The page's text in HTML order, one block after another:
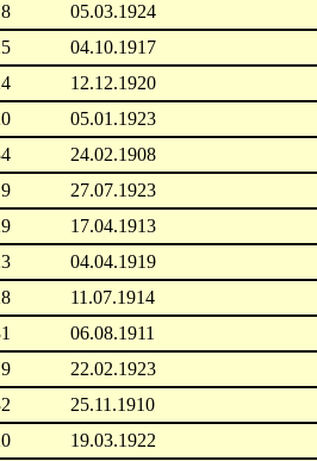
05.03.1924
04.10.1917
12.12.1920
05.01.1923
24.02.1908
27.07.1923
17.04.1913
04.04.1919
11.07.1914
06.08.1911
22.02.1923
25.11.1910
19.03.1922